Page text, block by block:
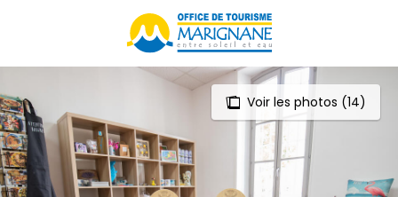
Voir les photos (14)